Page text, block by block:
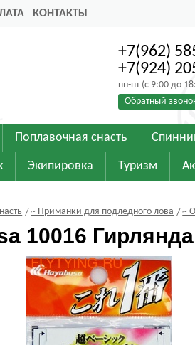
КОНТАКТЫ
+7(962)
+7(924)
пн-пт (с 9:00 до
Обратный
Поплавочная снасть
Экипировка Туризм
~ Приманки для подледного лова ~
10016